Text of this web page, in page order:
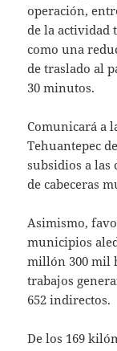
operación,
de la actividad
como una
de traslado al
30 minutos.
Comunicará a
Tehuantepec
subsidios a las
de cabeceras
Asimismo,
municipios
millón 300 mil
trabajos
652 indirectos.
De los 169